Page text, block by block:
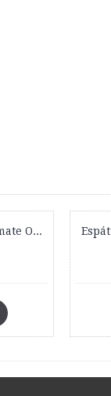
Prancha 4 em 1 Ultimate One For All Black